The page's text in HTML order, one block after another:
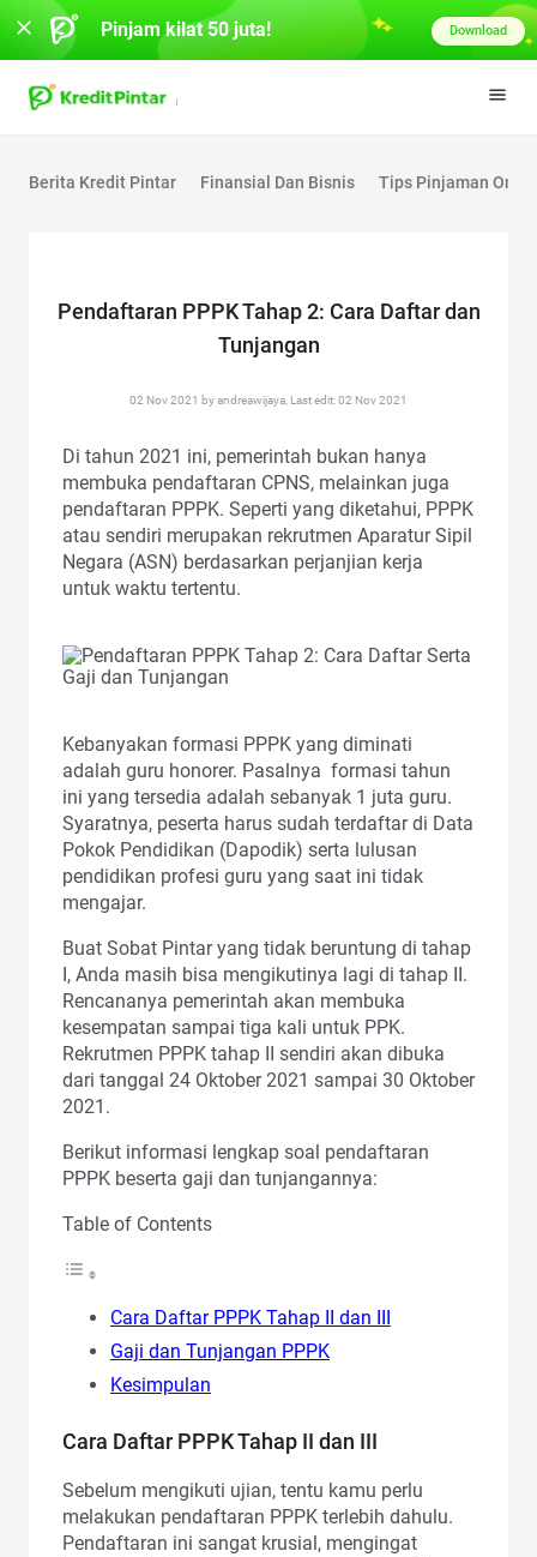
Berita Kredit Pintar Finansial Dan Bisnis Tips Pinjaman
Pendaftaran PPPK Tahap 2: Cara Daftar dan
Tunjangan
02 Nov 2021 by andreawijaya, Last edit: 02 Nov 2021
Di tahun 2021 ini, pemerintah bukan hanya
membuka pendaftaran CPNS, melainkan juga
pendaftaran PPPK. Seperti yang diketahui, PPPK
atau sendiri merupakan rekrutmen Aparatur Sipil
Negara (ASN) berdasarkan perjanjian kerja
untuk waktu tertentu.
Kebanyakan formasi PPPK yang diminati
adalah guru honorer. Pasalnya formasi tahun
ini yang tersedia adalah sebanyak 1 juta guru.
Syaratnya, peserta harus sudah terdaftar di Data
Pokok Pendidikan (Dapodik) serta lulusan
pendidikan profesi guru yang saat ini tidak
mengajar.
Buat Sobat Pintar yang tidak beruntung di tahap
I, Anda masih bisa mengikutinya lagi di tahap II.
Rencananya pemerintah akan membuka
kesempatan sampai tiga kali untuk PPK.
Rekrutmen PPPK tahap II sendiri akan dibuka
dari tanggal 24 Oktober 2021 sampai 30 Oktober
2021.
Berikut informasi lengkap soal pendaftaran
PPPK beserta gaji dan tunjangannya:
Table of Contents
Cara Daftar PPPK Tahap II dan III
Gaji dan Tunjangan PPPK
Kesimpulan
Cara Daftar PPPK Tahap II dan III
Sebelum mengikuti ujian, tentu kamu perlu
melakukan pendaftaran PPPK terlebih dahulu.
Pendaftaran ini sangat krusial, mengingat
Pinjam kilat 50 juta! Download